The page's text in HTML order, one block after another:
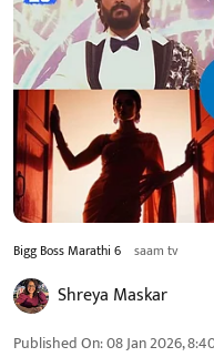
Bigg Boss Marathi 6 saam tv
Shreya Maskar
Published On:08 Jan 2026,